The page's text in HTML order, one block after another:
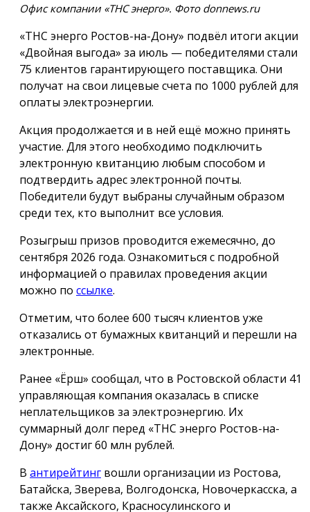
Офис компании «ТНС энерго». Фото donnews.ru
«ТНС энерго Ростов-на-Дону» подвёл итоги акции
«Двойная выгода» за июль — победителями стали
75 клиентов гарантирующего поставщика. Они
получат на свои лицевые счета по 1000 рублей для
оплаты электроэнергии.
Акция продолжается и в ней ещё можно принять
участие. Для этого необходимо подключить
электронную квитанцию любым способом и
подтвердить адрес электронной почты.
Победители будут выбраны случайным образом
среди тех, кто выполнит все условия.
Розыгрыш призов проводится ежемесячно, до
сентября 2026 года. Ознакомиться с подробной
информацией о правилах проведения акции
можно по ссылке.
Отметим, что более 600 тысяч клиентов уже
отказались от бумажных квитанций и перешли на
электронные.
Ранее «Ёрш» сообщал, что в Ростовской области 41
управляющая компания оказалась в списке
неплательщиков за электроэнергию. Их
суммарный долг перед «ТНС энерго Ростов-на-
Дону» достиг 60 млн рублей.
В антирейтинг вошли организации из Ростова,
Батайска, Зверева, Волгодонска, Новочеркасска, а
также Аксайского, Красносулинского и